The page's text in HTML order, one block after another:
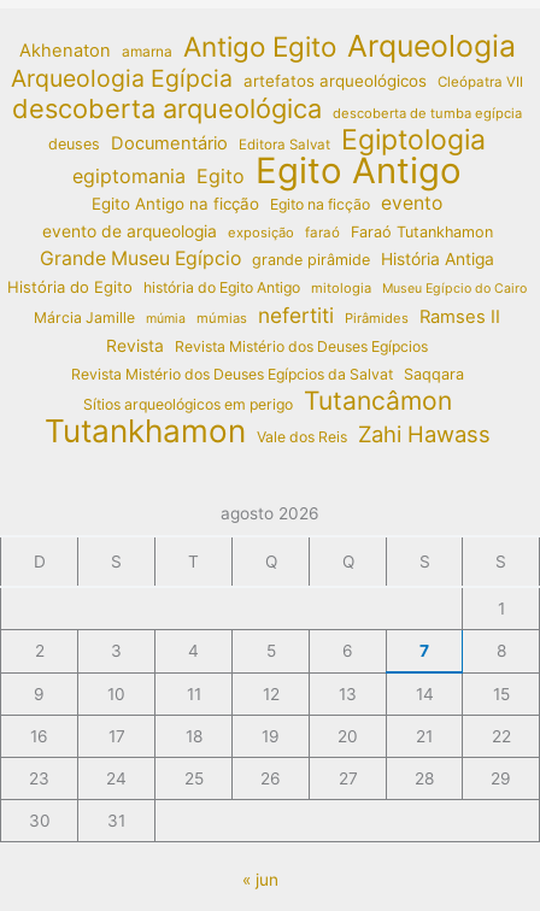
Akhenaton amarna Antigo Egito Arqueologia
Arqueologia Egípcia artefatos arqueológicos Cleópatra VII
descoberta arqueológica descoberta de tumba egípcia
deuses Documentário Editora Salvat Egiptologia
egiptomania Egito Egito Antigo
Egito Antigo na ficção Egito na ficção evento
evento de arqueologia exposição faraó Faraó Tutankhamon
Grande Museu Egípcio grande pirâmide
História Antiga
História do Egito
história do Egito Antigo mitologia Museu Egípcio do Cairo
Márcia Jamille múmia múmias nefertiti Pirâmides Ramses II
Revista
Revista Mistério dos Deuses Egípcios
Revista Mistério dos Deuses Egípcios da Salvat
Saqqara
Sítios arqueológicos em perigo
Tutancâmon
Tutankhamon Vale dos Reis Zahi Hawass
agosto 2026
D S T Q Q S S
1
2 3 4 5 6 7 8
9 10 11 12 13 14 15
16 17 18 19 20 21 22
23 24 25 26 27 28 29
30 31
« jun